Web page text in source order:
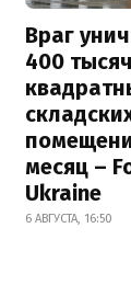
Враг
400 тысяч
месяц –
Ukraine
6 АВГУСТА, 16:50